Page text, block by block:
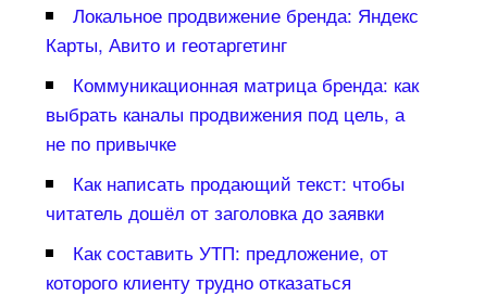
Локальное продвижение бренда: Яндекс
Карты, Авито и геотаргетин
Коммуникационная матрица бренда: как
ыбрать каналы продвижения под цель, а
не по привычке
Как написать продающий текст: чтобы
читатель дошёл от заголовка до заявки
Как составить УТП: предложение, от
которого клиенту трудно отказаться